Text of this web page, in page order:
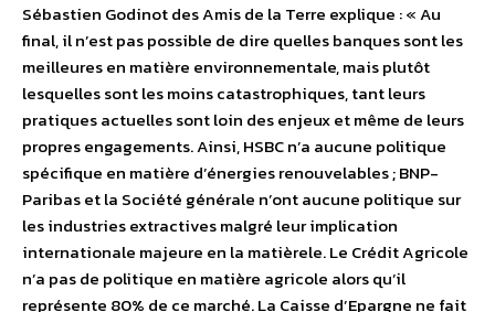
Sébastien Godinot des Amis de la Terre explique : « Au
final, il n’est pas possible de dire quelles banques sont les
meilleures en matière environnementale, mais plutôt
lesquelles sont les moins catastrophiques, tant leurs
pratiques actuelles sont loin des enjeux et même de leurs
propres engagements. Ainsi, HSBC n’a aucune politique
spécifique en matière d’énergies renouvelables ; BNP-
Paribas et la Société générale n’ont aucune politique sur
les industries extractives malgré leur implication
internationale majeure en la matièrele. Le Crédit Agricole
n’a pas de politique en matière agricole alors qu’il
représente 80% de ce marché. La Caisse d’Epargne ne fait